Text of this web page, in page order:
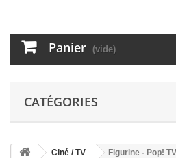
Panier (vide)
CATÉGORIES
Ciné / TV
Figurine - Pop!